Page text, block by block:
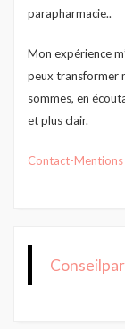
parapharmacie..
Mon expérience
peux transformer
sommes, en
et plus clair.
Contact-Mentions